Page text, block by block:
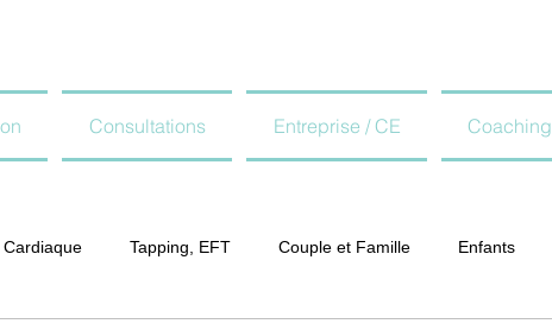
Consultations Entreprise / CE Coaching
Tapping, EFT Couple et Famille Enfants